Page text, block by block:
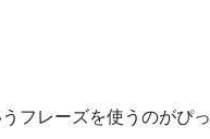
フレーズを使うのがぴっ